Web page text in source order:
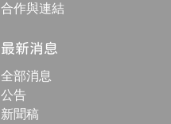
合作與連結
最新消息
全部消息
公告
新聞稿